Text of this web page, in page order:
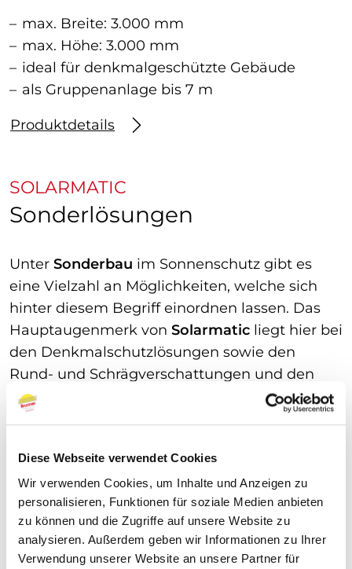
Diese Webseite verwendet Cookies
Wir verwenden Cookies, um Inhalte und Anzeigen zu
personalisieren, Funktionen für soziale Medien anbieten
zu können und die Zugriffe auf unsere Website zu
analysieren. Außerdem geben wir Informationen zu Ihrer
Verwendung unserer Website an unsere Partner für
max. Breite: 3.000 mm
max. Höhe: 3.000 mm
ideal für denkmalgeschützte Gebäude
als Gruppenanlage bis 7 m
Produktdetails
SOLARMATIC
Sonderlösungen
Unter Sonderbau im Sonnenschutz gibt es
eine Vielzahl an Möglichkeiten, welche sich
hinter diesem Begriff einordnen lassen. Das
Hauptaugenmerk von Solarmatic liegt hier bei
den Denkmalschutzlösungen sowie den
Rund- und Schrägverschattungen und den
XXL-Lösungen.